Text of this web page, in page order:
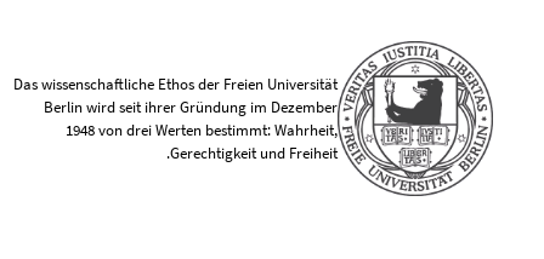
Das wissenschaftliche Ethos der Freien Universität
Berlin wird seit ihrer Gründung im Dezember
1948 von drei Werten bestimmt: Wahrheit,
Gerechtigkeit und Freiheit.